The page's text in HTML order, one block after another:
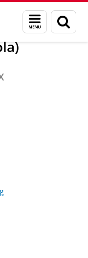
Menu
en
zoeken
Veldman, MA